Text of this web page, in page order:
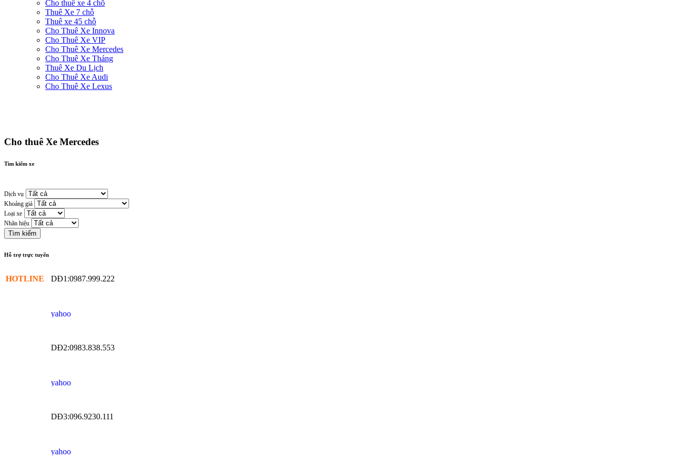
Cho thuê xe 4 chỗ
Thuê Xe 7 chỗ
Thuê xe 45 chỗ
Cho Thuê Xe Innova
Cho Thuê Xe VIP
Cho Thuê Xe Mercedes
Cho Thuê Xe Tháng
Thuê Xe Du Lịch
Cho Thuê Xe Audi
Cho Thuê Xe Lexus
Cho thuê Xe Mercedes
Tìm kiếm xe
Dịch vụ
Khoảng giá
Loại xe
Nhãn hiệu
Hỗ trợ trực tuyến
HOTLINE DĐ1:0987.999.222
DĐ2:0983.838.553
DĐ3:096.9230.111